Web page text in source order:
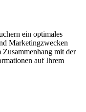
ein optimales
Marketingzwecken
mit der
auf Ihrem